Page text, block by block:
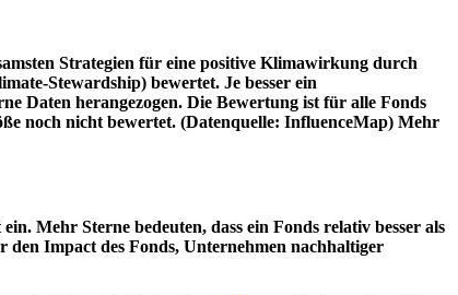
Strategien für eine positive Klimawirkung durch
Stewardship) bewertet. Je besser ein
Daten herangezogen. Die Bewertung ist für alle Fonds
noch nicht bewertet. (Datenquelle: InfluenceMap) Mehr
Mehr Sterne bedeuten, dass ein Fonds relativ besser als
den Impact des Fonds, Unternehmen nachhaltiger